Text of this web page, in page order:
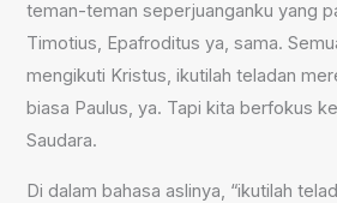
teman-teman seperjuanganku yang
Timotius, Epafroditus ya, sama.
mengikuti Kristus, ikutilah teladan
biasa Paulus, ya. Tapi kita berfokus
Saudara.
Di dalam bahasa aslinya, “ikutilah